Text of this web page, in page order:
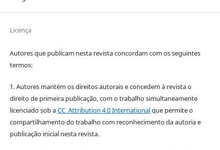
Licença
Autores que publicam nesta revista concordam com os seguintes
termos:
1. Autores mantém os direitos autorais e concedem à revista o
direito de primeira publicação, com o trabalho simultaneamente
licenciado sob aCC Attribution 4.0 Internationalque permite o
compartilhamento do trabalho com reconhecimento da autoria e
publicação inicial nesta revista.